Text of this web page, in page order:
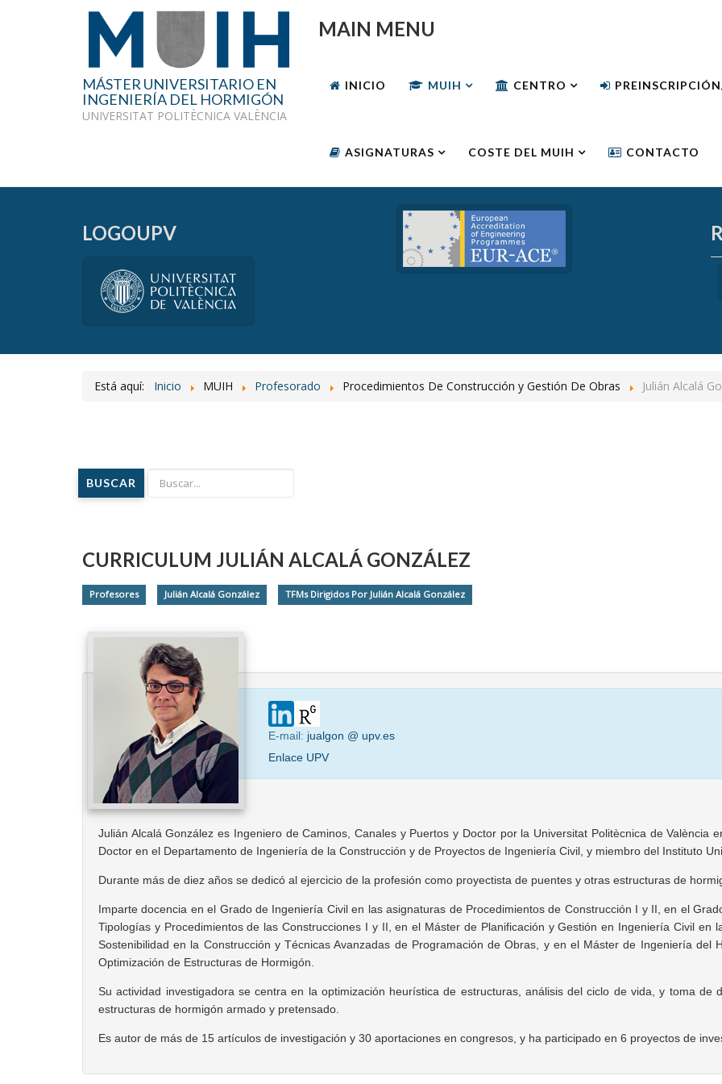
MÁSTER UNIVERSITARIO EN
INGENIERÍA DEL HORMIGÓN
UNIVERSITAT POLITÈCNICA VALÈNCIA
MAIN MENU
INICIO MUIH CENTRO
ASIGNATURAS COSTE DEL MUIH CONTACTO
LOGOUPV
Está aquí: Inicio MUIH Profesorado Procedimientos De Construcción y Gestión De Obras Julián Alcalá
BUSCAR
CURRICULUM JULIÁN ALCALÁ GONZÁLEZ
Profesores Julián Alcalá González TFMs Dirigidos Por Julián Alcalá González
E-mail: jualgon @ upv.es
Enlace UPV
Julián Alcalá González es Ingeniero de Caminos, Canales y Puertos y Doctor por la Universitat Politècnica de València
Doctor en el Departamento de Ingeniería de la Construcción y de Proyectos de Ingeniería Civil, y miembro del Instituto
Durante más de diez años se dedicó al ejercicio de la profesión como proyectista de puentes y otras estructuras de
Imparte docencia en el Grado de Ingeniería Civil en las asignaturas de Procedimientos de Construcción I y II, en el
Tipologías y Procedimientos de las Construcciones I y II, en el Máster de Planificación y Gestión en Ingeniería Civil en
Sostenibilidad en la Construcción y Técnicas Avanzadas de Programación de Obras, y en el Máster de Ingeniería del
Optimización de Estructuras de Hormigón.
Su actividad investigadora se centra en la optimización heurística de estructuras, análisis del ciclo de vida, y toma de
estructuras de hormigón armado y pretensado.
Es autor de más de 15 artículos de investigación y 30 aportaciones en congresos, y ha participado en 6 proyectos de